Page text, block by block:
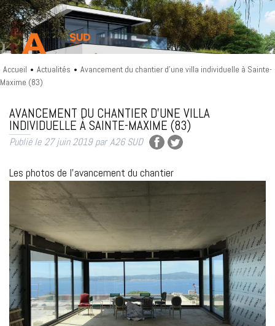
Accueil • Actualités • Avancement du chantier d’une villa individuelle à Sainte-
Maxime (83)
AVANCEMENT DU CHANTIER D’UNE VILLA
INDIVIDUELLE À SAINTE-MAXIME (83)
Publié le 27 juin 2019 par A26 SUD
Les photos de l’avancement du chantier